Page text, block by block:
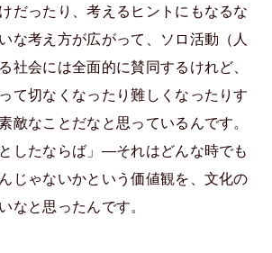
だったり、考えるヒントにもなるな
な考え方が広がって、ソロ活動（人
社会には全面的に賛同するけれど、
て切なくなったり難しくなったりす
敵なことだなと思っているんです。
したならば」―それはどんな時でも
じゃないかという価値観を、文化の
なと思ったんです。